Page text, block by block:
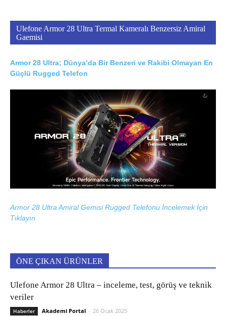
Ulefone Armor 28 Ultra Termal Kameralı Benzersiz Amiral
Gaemisi
Armor 28 Ultra; Dünya’da Bir Benzeri ve Rakibi Olmayan En
Güçlü Rugged Telefon
Armor 28 Ultra Amiral Gemisi Rugged Telefonu İncelemek İçin
Tıklayın
ÖNE ÇIKAN ÜRÜNLER
Ulefone Armor 28 Ultra – inceleme, test, görüş ve teknik
veriler
Haberler Akademi Portal - 26 Ocak 2025